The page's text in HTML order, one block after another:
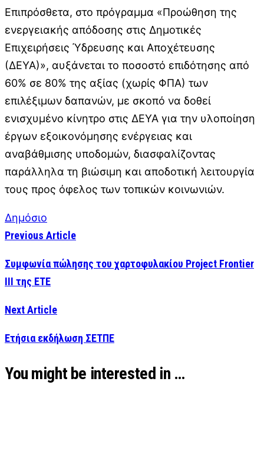
Επιπρόσθετα, στο πρόγραμμα «Προώθηση της
ενεργειακής απόδοσης στις Δημοτικές
Επιχειρήσεις Ύδρευσης και Αποχέτευσης
(ΔΕΥΑ)», αυξάνεται το ποσοστό επιδότησης από
60% σε 80% της αξίας (χωρίς ΦΠΑ) των
επιλέξιμων δαπανών, με σκοπό να δοθεί
ενισχυμένο κίνητρο στις ΔΕΥΑ για την υλοποίηση
έργων εξοικονόμησης ενέργειας και
αναβάθμισης υποδομών, διασφαλίζοντας
παράλληλα τη βιώσιμη και αποδοτική λειτουργία
τους προς όφελος των τοπικών κοινωνιών.
Δημόσιο
Previous Article
Συμφωνία πώλησης του χαρτοφυλακίου Project Frontier
III της ΕΤΕ
Next Article
Eτήσια εκδήλωση ΣΕΤΠΕ
You might be interested in …